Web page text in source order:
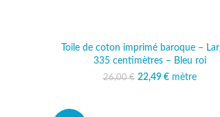
Toile de coton imprimé baroque –
335 centimètres – Bleu roi
26,00€
Le prix initial
22,49 € Le prix
mètre